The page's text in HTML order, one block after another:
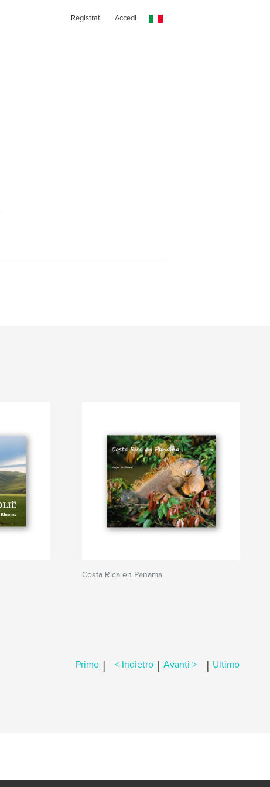
Registrati Accedi
Costa Rica en Panama
Primo | < Indietro | Avanti > | Ultimo